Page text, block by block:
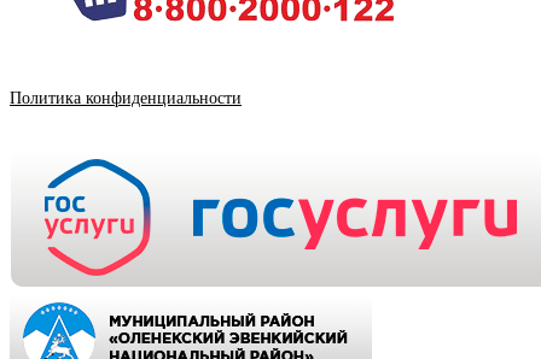
Политика конфиденциальности